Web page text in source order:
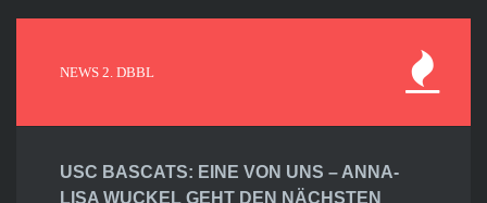
NEWS 2. DBBL
USC BASCATS: EINE VON UNS – ANNA-
LISA WUCKEL GEHT DEN NÄCHSTEN